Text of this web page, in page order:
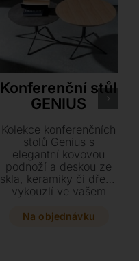
Sovet
Konferenční stůl
GENIUS
Kolekce konferenčních
stolů Genius s
elegantní kovovou
podnoží a deskou ze
skla, keramiky či dřeva
vykouzlí ve vašem
doplněk. Vybírejte z
Na objednávku